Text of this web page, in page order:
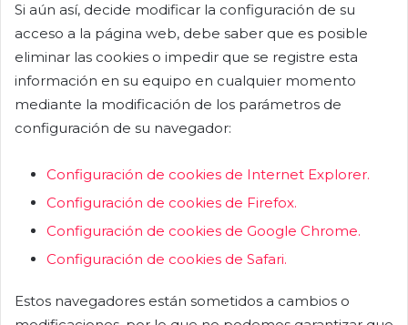
Si aún así, decide modificar la configuración de su
acceso a la página web, debe saber que es posible
eliminar las cookies o impedir que se registre esta
información en su equipo en cualquier momento
mediante la modificación de los parámetros de
configuración de su navegador:
Configuración de cookies de Internet Explorer.
Configuración de cookies de Firefox.
Configuración de cookies de Google Chrome.
Configuración de cookies de Safari.
Estos navegadores están sometidos a cambios o